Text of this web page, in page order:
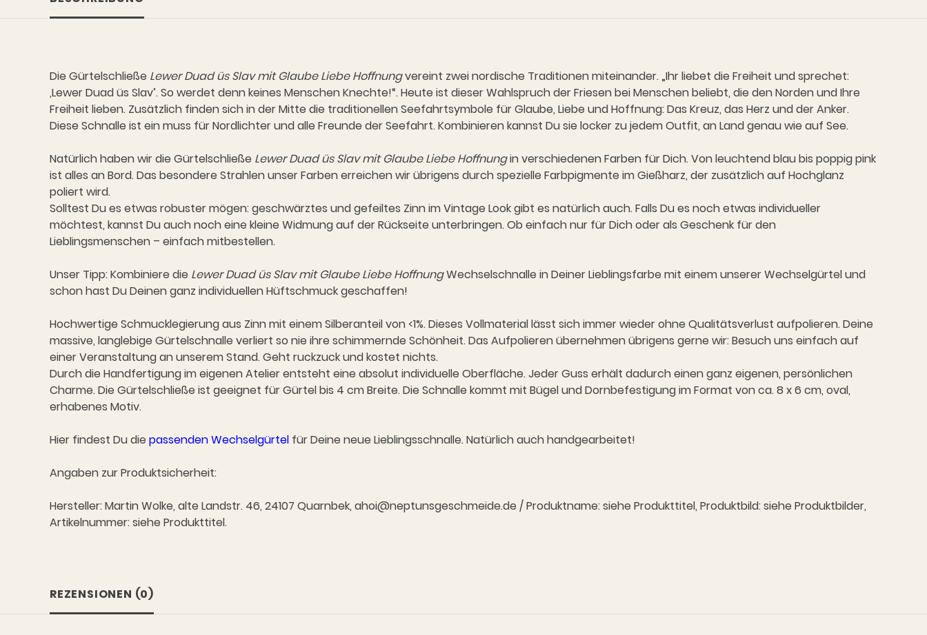
Die Gürtelschließe Lewer Duad üs Slav mit Glaube Liebe Hoffnungvereint zwei nordische Traditionen miteinander. „Ihr liebet die Freiheit und sprechet:
,Lewer Duad üs Slav’. So werdet denn keines Menschen Knechte!“. Heute ist dieser Wahlspruch der Friesen bei Menschen beliebt, die den Norden und Ihre
Freiheit lieben. Zusätzlich finden sich in der Mitte die traditionellen Seefahrtsymbole für Glaube, Liebe und Hoffnung: Das Kreuz, das Herz und der Anker.
Diese Schnalle ist ein muss für Nordlichter und alle Freunde der Seefahrt. Kombinieren kannst Du sie locker zu jedem Outfit, an Land genau wie auf See.
Natürlich haben wir die Gürtelschließe Lewer Duad üs Slav mit Glaube Liebe Hoffnungin verschiedenen Farben für Dich. Von leuchtend blau bis poppig pink
ist alles an Bord. Das besondere Strahlen unser Farben erreichen wir übrigens durch spezielle Farbpigmente im Gießharz, der zusätzlich auf Hochglanz
poliert wird.
Solltest Du es etwas robuster mögen: geschwärztes und gefeiltes Zinn im Vintage Look gibt es natürlich auch. Falls Du es noch etwas individueller
möchtest, kannst Du auch noch eine kleine Widmung auf der Rückseite unterbringen. Ob einfach nur für Dich oder als Geschenk für den
Lieblingsmenschen – einfach mitbestellen.
Unser Tipp: Kombiniere die Lewer Duad üs Slav mit Glaube Liebe HoffnungWechselschnalle in Deiner Lieblingsfarbe mit einem unserer Wechselgürtel und
schon hast Du Deinen ganz individuellen Hüftschmuck geschaffen!
Hochwertige Schmucklegierung aus Zinn mit einem Silberanteil von <1%. Dieses Vollmaterial lässt sich immer wieder ohne Qualitätsverlust aufpolieren. Deine
massive, langlebige Gürtelschnalle verliert so nie ihre schimmernde Schönheit. Das Aufpolieren übernehmen übrigens gerne wir: Besuch uns einfach auf
einer Veranstaltung an unserem Stand. Geht ruckzuck und kostet nichts.
Durch die Handfertigung im eigenen Atelier entsteht eine absolut individuelle Oberfläche. Jeder Guss erhält dadurch einen ganz eigenen, persönlichen
Charme. Die Gürtelschließe ist geeignet für Gürtel bis 4 cm Breite. Die Schnalle kommt mit Bügel und Dornbefestigung im Format von ca. 8 x 6 cm, oval,
erhabenes Motiv.
Hier findest Du die passenden Wechselgürtelfür Deine neue Lieblingsschnalle. Natürlich auch handgearbeitet!
Angaben zur Produktsicherheit:
Hersteller: Martin Wolke, alte Landstr. 46, 24107 Quarnbek, ahoi@neptunsgeschmeide.de / Produktname: siehe Produkttitel, Produktbild: siehe Produktbilder,
Artikelnummer: siehe Produkttitel.
REZENSIONEN (0)